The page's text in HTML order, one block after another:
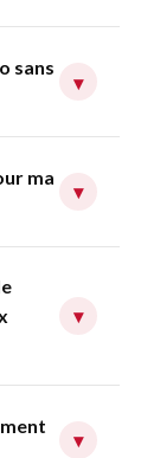
sans
▾
ma
▾
▾
▾